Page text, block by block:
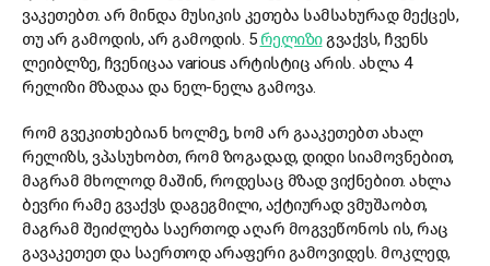
ვაკეთებთ. არ მინდა მუსიკის კეთება სამსახურად მექცეს,
თუ არ გამოდის, არ გამოდის. 5 რელიზიგვაქვს, ჩვენს
ლეიბლზე, ჩვენიცაა various არტისტიც არის. ახლა 4
რელიზი მზადაა და ნელ-ნელა გამოვა.
რომ გვეკითხებიან ხოლმე, ხომ არ გააკეთებთ ახალ
რელიზს, ვპასუხობთ, რომ ზოგადად, დიდი სიამოვნებით,
მაგრამ მხოლოდ მაშინ, როდესაც მზად ვიქნებით. ახლა
ბევრი რამე გვაქვს დაგეგმილი, აქტიურად ვმუშაობთ,
მაგრამ შეიძლება საერთოდ აღარ მოგვეწონოს ის, რაც
გავაკეთეთ და საერთოდ არაფერი გამოვიდეს. მოკლედ,